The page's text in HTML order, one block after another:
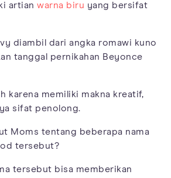
artian warna biru yang bersifat
diambil dari angka romawi kuno
tanggal pernikahan Beyonce
karena memiliki makna kreatif,
sifat penolong.
Moms tentang beberapa nama
tersebut?
tersebut bisa memberikan